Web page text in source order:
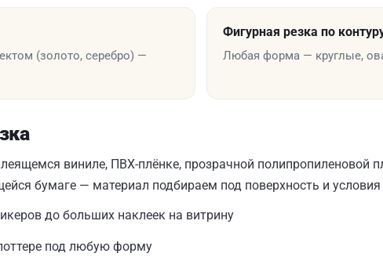
(золото, серебро) —
Фигурная резка по
Любая форма — круглые,
виниле, ПВХ-плёнке, прозрачной полипропиленовой
бумаге — материал подбираем под поверхность и
до больших наклеек на витрину
под любую форму